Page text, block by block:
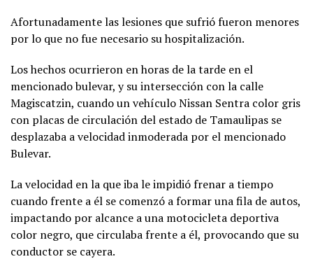
Afortunadamente las lesiones que sufrió fueron menores
por lo que no fue necesario su hospitalización.
Los hechos ocurrieron en horas de la tarde en el
mencionado bulevar, y su intersección con la calle
Magiscatzin, cuando un vehículo Nissan Sentra color gris
con placas de circulación del estado de Tamaulipas se
desplazaba a velocidad inmoderada por el mencionado
Bulevar.
La velocidad en la que iba le impidió frenar a tiempo
cuando frente a él se comenzó a formar una fila de autos,
impactando por alcance a una motocicleta deportiva
color negro, que circulaba frente a él, provocando que su
conductor se cayera.